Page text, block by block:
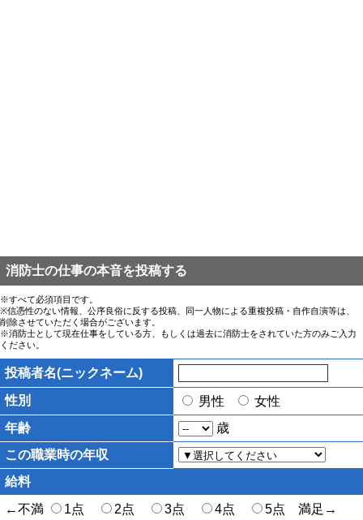
消防士の仕事の本音を投稿する
※すべて必須項目です。
※信憑性のない情報、公序良俗に反する投稿、同一人物による重複投稿・自作自演等は、
削除させていただく場合がございます。
※消防士として現在仕事をしている方、もしくは過去に消防士をされていた方のみご入力
ください。
投稿者名(ニックネーム)
性別
男性
女性
年齢
歳
この職業時の年収
給料
←不満
1点 2点 3点 4点
5点 満足→